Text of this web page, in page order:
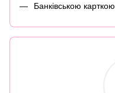
Банківською карткою